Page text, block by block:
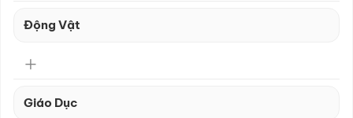
Động Vật
Giáo Dục